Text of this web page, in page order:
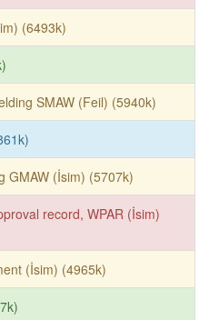
(6493k)
SMAW (Feil) (5940k)
GMAW (İsim) (5707k)
record, WPAR (İsim)
(İsim) (4965k)